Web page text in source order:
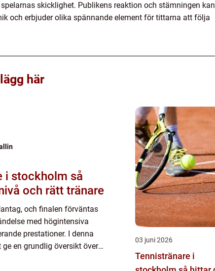
skicklighet. Publikens reaktion och stämningen kan
och erbjuder olika spännande element för tittarna att följa
här
stockholm så
och rätt tränare
och finalen förväntas
med högintensiva
prestationer. I denna
en grundlig översikt över
03 juni 2026
Tennistränare i